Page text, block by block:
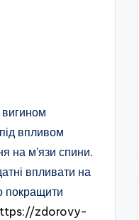
впливом
на м’язи спини.
впливати на
покращити
zdorovy-